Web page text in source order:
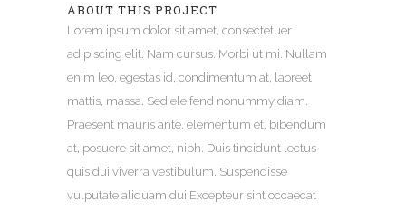
ABOUT THIS PROJECT
Lorem ipsum dolor sit amet, consectetuer
adipiscing elit. Nam cursus. Morbi ut mi. Nullam
enim leo, egestas id, condimentum at, laoreet
mattis, massa. Sed eleifend nonummy diam.
Praesent mauris ante, elementum et, bibendum
at, posuere sit amet, nibh. Duis tincidunt lectus
quis dui viverra vestibulum. Suspendisse
vulputate aliquam dui.Excepteur sint occaecat